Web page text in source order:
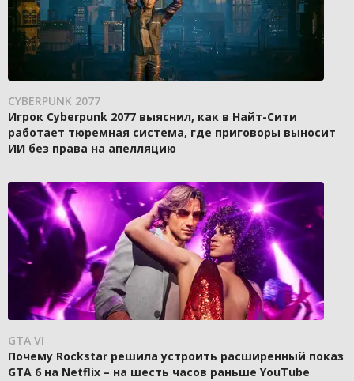
CYBERPUNK 2077
Игрок Cyberpunk 2077 выяснил, как в Найт-Сити
работает тюремная система, где приговоры выносит
ИИ без права на апелляцию
GTA VI
Почему Rockstar решила устроить расширенный показ
GTA 6 на Netflix – на шесть часов раньше YouTube